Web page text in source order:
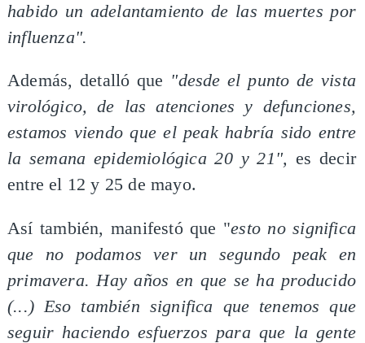
habido un adelantamiento de las muertes por
influenza".
Además, detalló que "desde el punto de vista
virológico, de las atenciones y defunciones,
estamos viendo que el peak habría sido entre
la semana epidemiológica 20 y 21", es decir
entre el 12 y 25 de mayo.
Así también, manifestó que "esto no significa
que no podamos ver un segundo peak en
primavera. Hay años en que se ha producido
(...) Eso también significa que tenemos que
seguir haciendo esfuerzos para que la gente